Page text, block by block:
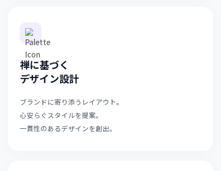
禅に基づく
デザイン設計
ブランドに寄り添うレイアウト。
心安らぐスタイルを提案。
一貫性のあるデザインを創出。